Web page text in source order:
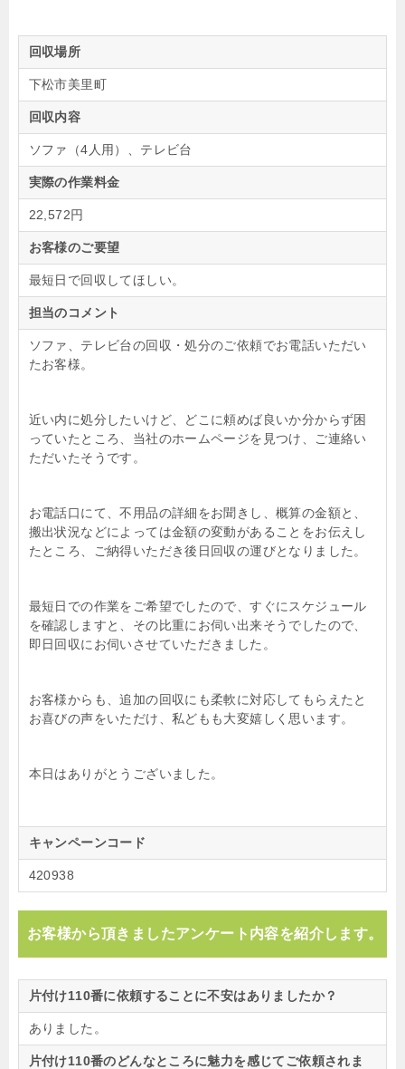
回収場所
下松市美里町
回収内容
ソファ（4人用）、テレビ台
実際の作業料金
22,572円
お客様のご要望
最短日で回収してほしい。
担当のコメント
ソファ、テレビ台の回収・処分のご依頼でお電話いただい
たお客様。
近い内に処分したいけど、どこに頼めば良いか分からず困
っていたところ、当社のホームページを見つけ、ご連絡い
ただいたそうです。
お電話口にて、不用品の詳細をお聞きし、概算の金額と、
搬出状況などによっては金額の変動があることをお伝えし
たところ、ご納得いただき後日回収の運びとなりました。
最短日での作業をご希望でしたので、すぐにスケジュール
を確認しますと、その比重にお伺い出来そうでしたので、
即日回収にお伺いさせていただきました。
お客様からも、追加の回収にも柔軟に対応してもらえたと
お喜びの声をいただけ、私どもも大変嬉しく思います。
本日はありがとうございました。
キャンペーンコード
420938
お客様から頂きましたアンケート内容を紹介します。
片付け110番に依頼することに不安はありましたか？
ありました。
片付け110番のどんなところに魅力を感じてご依頼されま